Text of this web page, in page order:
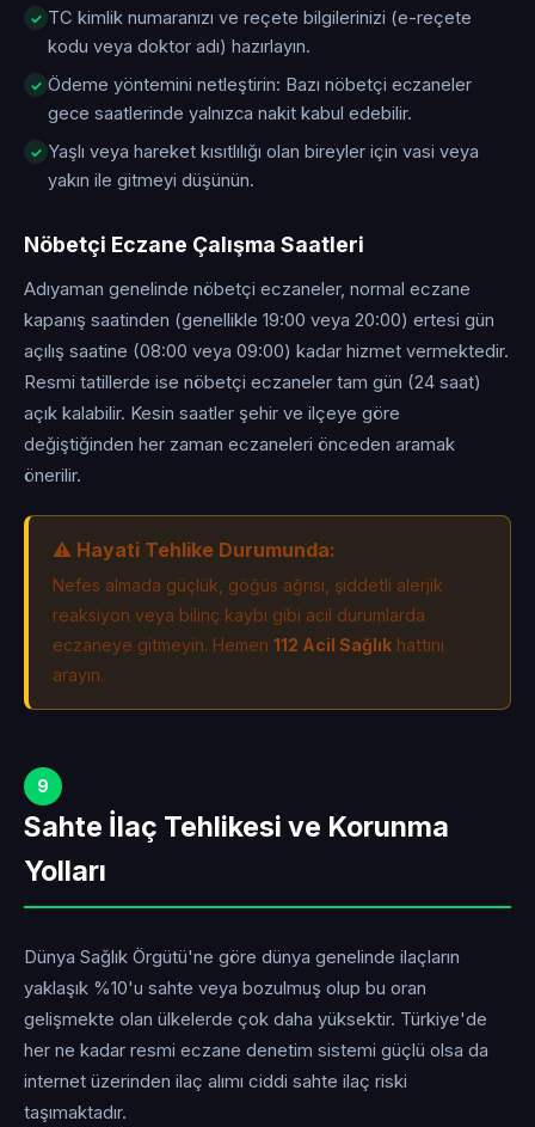
TC kimlik numaranızı ve reçete bilgilerinizi (e-reçete
kodu veya doktor adı) hazırlayın.
Ödeme yöntemini netleştirin: Bazı nöbetçi eczaneler
gece saatlerinde yalnızca nakit kabul edebilir.
Yaşlı veya hareket kısıtlılığı olan bireyler için vasi veya
yakın ile gitmeyi düşünün.
Nöbetçi Eczane Çalışma Saatleri
Adıyaman genelinde nöbetçi eczaneler, normal eczane
kapanış saatinden (genellikle 19:00 veya 20:00) ertesi gün
açılış saatine (08:00 veya 09:00) kadar hizmet vermektedir.
Resmi tatillerde ise nöbetçi eczaneler tam gün (24 saat)
açık kalabilir. Kesin saatler şehir ve ilçeye göre
değiştiğinden her zaman eczaneleri önceden aramak
önerilir.
⚠️ Hayati Tehlike Durumunda:
Nefes almada güçlük, göğüs ağrısı, şiddetli alerjik
reaksiyon veya bilinç kaybı gibi acil durumlarda
eczaneye gitmeyin. Hemen 112 Acil Sağlık hattını
arayın.
9
Sahte İlaç Tehlikesi ve Korunma
Yolları
Dünya Sağlık Örgütü'ne göre dünya genelinde ilaçların
yaklaşık %10'u sahte veya bozulmuş olup bu oran
gelişmekte olan ülkelerde çok daha yüksektir. Türkiye'de
her ne kadar resmi eczane denetim sistemi güçlü olsa da
internet üzerinden ilaç alımı ciddi sahte ilaç riski
taşımaktadır.